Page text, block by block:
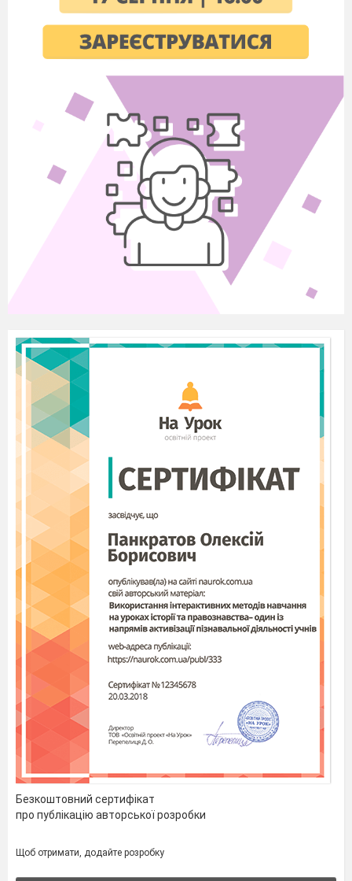
Безкоштовний сертифікат
про публікацію авторської розробки
Щоб отримати, додайте розробку